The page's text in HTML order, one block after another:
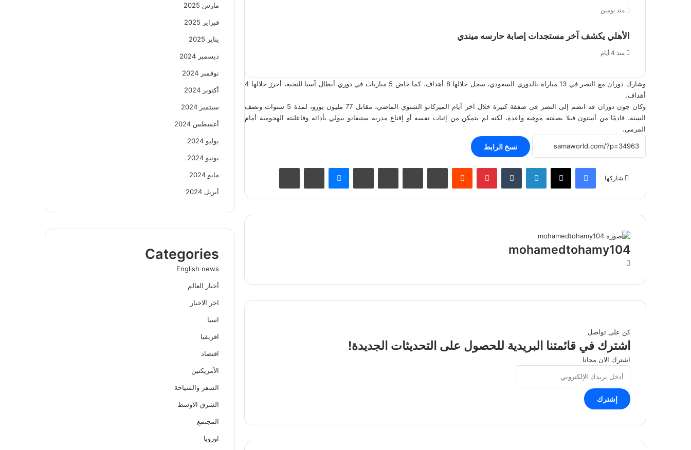
منذ يومين
الأهلي يكشف آخر مستجدات إصابة حارسه ميندي
منذ 4 أيام
وشارك دوران مع النصر في 13 مباراة بالدوري السعودي، سجل خلالها 8 أهداف، كما خاض 5 مباريات في دوري أبطال آسيا للنخبة، أحرز خلالها 4
أهداف.
وكان جون دوران قد انضم إلى النصر في صفقة كبيرة خلال آخر أيام الميركاتو الشتوي الماضي، مقابل 77 مليون يورو، لمدة 5 سنوات ونصف
السنة، قادمًا من أستون فيلا بصفته موهبة واعدة، لكنه لم يتمكن من إثبات نفسه أو إقناع مدربه ستيفانو بيولي بأدائه وفاعليته الهجومية أمام
المرمى.
نسخ الرابط
شاركها
فيسبوك ‫X لينكدإن بينتيريست Odnoklassniki
‫Pocket سكايب ماسنجر مشاركة عبر البريد طباعة
mohamedtohamy104
كن على تواصل
اشترك في قائمتنا البريدية للحصول على التحديثات الجديدة!
اشترك الان مجانا
بريدك
الإلكتروني
مارس 2025
فبراير 2025
يناير 2025
ديسمبر 2024
نوفمبر 2024
أكتوبر 2024
سبتمبر 2024
أغسطس 2024
يوليو 2024
يونيو 2024
مايو 2024
أبريل 2024
Categories
English news
أخبار العالم
اخر الاخبار
اسيا
افريقيا
اقتصاد
الأمريكتين
السفر والسياحة
الشرق الاوسط
المجتمع
اوروبا